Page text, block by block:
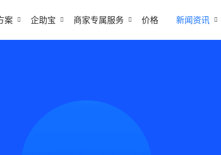
案 企助宝 商家专属服务 价格 新闻资讯